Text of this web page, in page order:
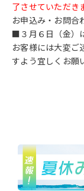
了させていただき
お申込み・お問合
■３月６日（金）
お客様には大変ご
すよう宜しくお願